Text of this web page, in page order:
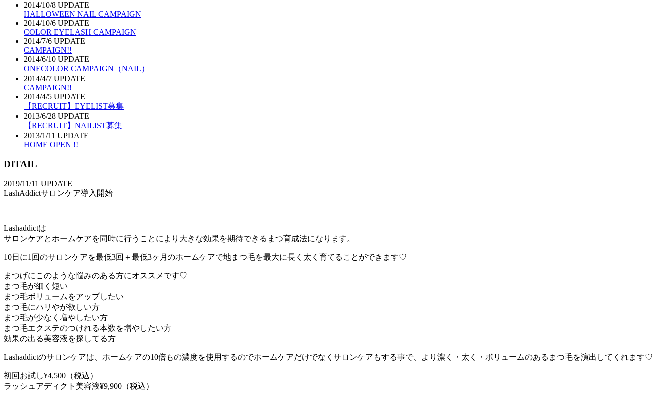
2014/10/8 UPDATE
HALLOWEEN NAIL CAMPAIGN
2014/10/6 UPDATE
COLOR EYELASH CAMPAIGN
2014/7/6 UPDATE
CAMPAIGN!!
2014/6/10 UPDATE
ONECOLOR CAMPAIGN（NAIL）
2014/4/7 UPDATE
CAMPAIGN!!
2014/4/5 UPDATE
【RECRUIT】EYELIST募集
2013/6/28 UPDATE
【RECRUIT】NAILIST募集
2013/1/11 UPDATE
HOME OPEN !!
DITAIL
2019/11/11 UPDATE
LashAddictサロンケア導入開始
Lashaddictは
サロンケアとホームケアを同時に行うことにより大きな効果を期待できるまつ育成法になります。
10日に1回のサロンケアを最低3回＋最低3ヶ月のホームケアで地まつ毛を最大に長く太く育てることができます♡
まつげにこのような悩みのある方にオススメです♡
まつ毛が細く短い
まつ毛ボリュームをアップしたい
まつ毛にハリやが欲しい方
まつ毛が少なく増やしたい方
まつ毛エクステのつけれる本数を増やしたい方
効果の出る美容液を探してる方
Lashaddictのサロンケアは、ホームケアの10倍もの濃度を使用するのでホームケアだけでなくサロンケアもする事で、より濃く・太く・ボリュームのあるまつ毛を演出してくれます♡
初回お試し¥4,500（税込）
ラッシュアディクト美容液¥9,900（税込）